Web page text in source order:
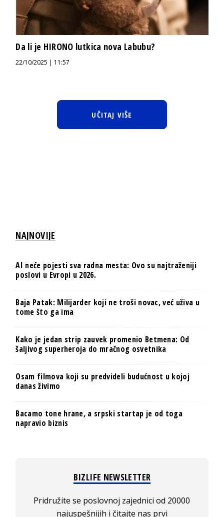
Da li je HIRONO lutkica nova Labubu?
22/10/2025 | 11:57
UČITAJ VIŠE
NAJNOVIJE
AI neće pojesti sva radna mesta: Ovo su najtraženiji
poslovi u Evropi u 2026.
Baja Patak: Milijarder koji ne troši novac, već uživa u
tome što ga ima
Kako je jedan strip zauvek promenio Betmena: Od
šaljivog superheroja do mračnog osvetnika
Osam filmova koji su predvideli budućnost u kojoj
danas živimo
Bacamo tone hrane, a srpski startap je od toga
napravio biznis
BIZLIFE NEWSLETTER
Pridružite se poslovnoj zajednici od 20000
najuspešnijih i čitajte nas prvi